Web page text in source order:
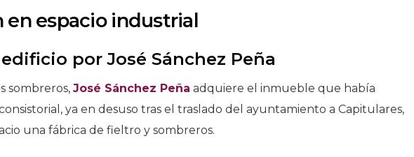
espacio industrial
por José Sánchez Peña
sombreros,José Sánchez Peña adquiere el inmueble que había
ya en desuso tras el traslado del ayuntamiento a Capitulares,
una fábrica de fieltro y sombreros.